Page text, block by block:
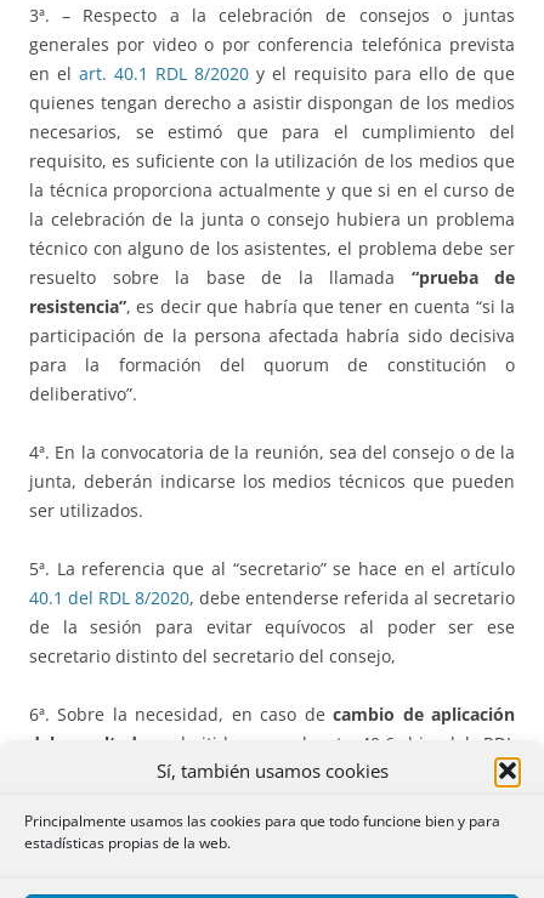
Sí, también usamos cookies
Principalmente usamos las cookies para que todo funcione bien y para
estadísticas propias de la web.
3ª. – Respecto a la celebración de consejos o juntas
generales por video o por conferencia telefónica prevista
en el art. 40.1 RDL 8/2020 y el requisito para ello de que
quienes tengan derecho a asistir dispongan de los medios
necesarios, se estimó que para el cumplimiento del
requisito, es suficiente con la utilización de los medios que
la técnica proporciona actualmente y que si en el curso de
la celebración de la junta o consejo hubiera un problema
técnico con alguno de los asistentes, el problema debe ser
resuelto sobre la base de la llamada “prueba de
resistencia”, es decir que habría que tener en cuenta “si la
participación de la persona afectada habría sido decisiva
para la formación del quorum de constitución o
deliberativo”.
4ª. En la convocatoria de la reunión, sea del consejo o de la
junta, deberán indicarse los medios técnicos que pueden
ser utilizados.
5ª. La referencia que al “secretario” se hace en el artículo
40.1 del RDL 8/2020, debe entenderse referida al secretario
de la sesión para evitar equívocos al poder ser ese
secretario distinto del secretario del consejo,
6ª. Sobre la necesidad, en caso decambio de aplicación
del resultado
, admitida por el art. 40.6 bis del RDL
11/2020, de acompañar unescrito del auditor
de cuentas
auditoría si hubiera conocido en el momento de su firma la
nueva propuesta” se entiende que en puridad no debería